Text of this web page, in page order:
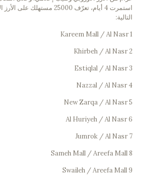
استمرت 4 أيام، تعرّف 25000
التالية:
1 Kareem Mall / Al Nasr
2 Khirbeh / Al Nasr
3 Estiqlal / Al Nasr
4 Nazzal / Al Nasr
5 New Zarqa / Al Nasr
6 Al Huriyeh / Al Nasr
7 Jumrok / Al Nasr
8 Sameh Mall / Areefa Mall
9 Swaileh / Areefa Mall